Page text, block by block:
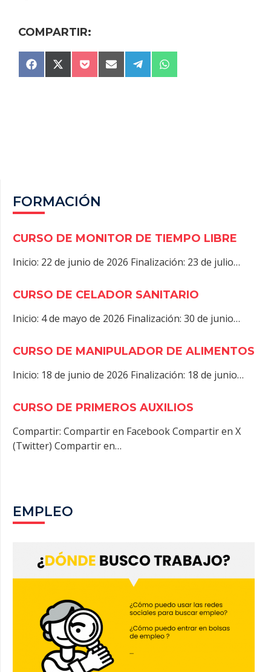
COMPARTIR:
COMPARTIR
EN
F
A
COMPARTIR
EN
X
(
COMPARTIR
EN
P
O
COMPARTIR
EN
E
M
COMPARTIR
EN
E
COMPARTIR
EN
W
H
FORMACIÓN
CURSO DE MONITOR DE TIEMPO LIBRE
Inicio: 22 de junio de 2026 Finalización: 23 de julio…
CURSO DE CELADOR SANITARIO
Inicio: 4 de mayo de 2026 Finalización: 30 de junio…
CURSO DE MANIPULADOR DE ALIMENTOS
Inicio: 18 de junio de 2026 Finalización: 18 de junio…
CURSO DE PRIMEROS AUXILIOS
Compartir: Compartir en Facebook Compartir en X
(Twitter) Compartir en…
EMPLEO